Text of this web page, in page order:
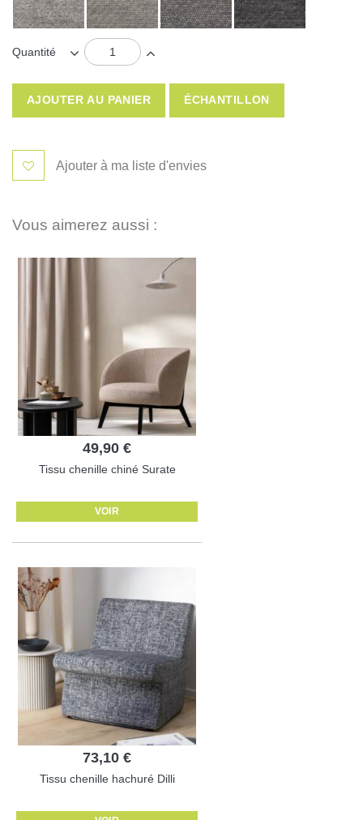
Quantité
AJOUTER AU PANIER ÉCHANTILLON
Ajouter à ma liste d'envies
Vous aimerez aussi :
49,90 €
Tissu chenille chiné Surate
VOIR
73,10 €
Tissu chenille hachuré Dilli